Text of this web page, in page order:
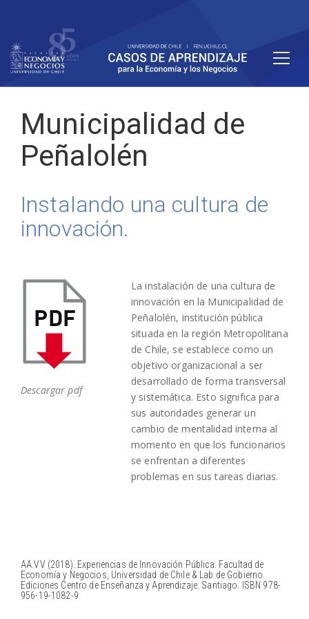
Municipalidad de
Peñalolén
Instalando una cultura de
innovación.
Descargar pdf
La instalación de una cultura de
innovación en la Municipalidad de
Peñalolén, institución pública
situada en la región Metropolitana
de Chile, se establece como un
objetivo organizacional a ser
desarrollado de forma transversal
y sistemática. Esto significa para
sus autoridades generar un
cambio de mentalidad interna al
momento en que los funcionarios
se enfrentan a diferentes
problemas en sus tareas diarias.
AA.VV (2018). Experiencias de Innovación Pública. Facultad de
Economía y Negocios, Universidad de Chile & Lab de Gobierno.
Ediciones Centro de Enseñanza y Aprendizaje. Santiago. ISBN 978-
956-19-1082-9